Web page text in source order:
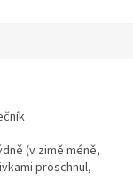
(v zimě méně,
proschnul,